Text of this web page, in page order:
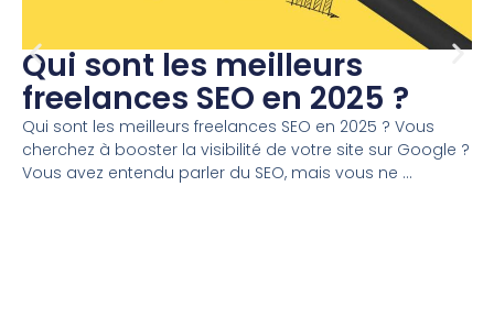
Qui sont les meilleurs
freelances SEO en 2025 ?
Qui sont les meilleurs freelances SEO en 2025 ? Vous
cherchez à booster la visibilité de votre site sur Google ?
Vous avez entendu parler du SEO, mais vous ne ...